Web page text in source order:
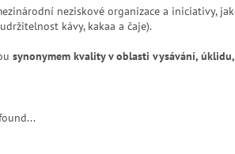
neziskové organizace a iniciativy,
kávy, kakaa a čaje).
synonymem kvality v oblasti vysávání,